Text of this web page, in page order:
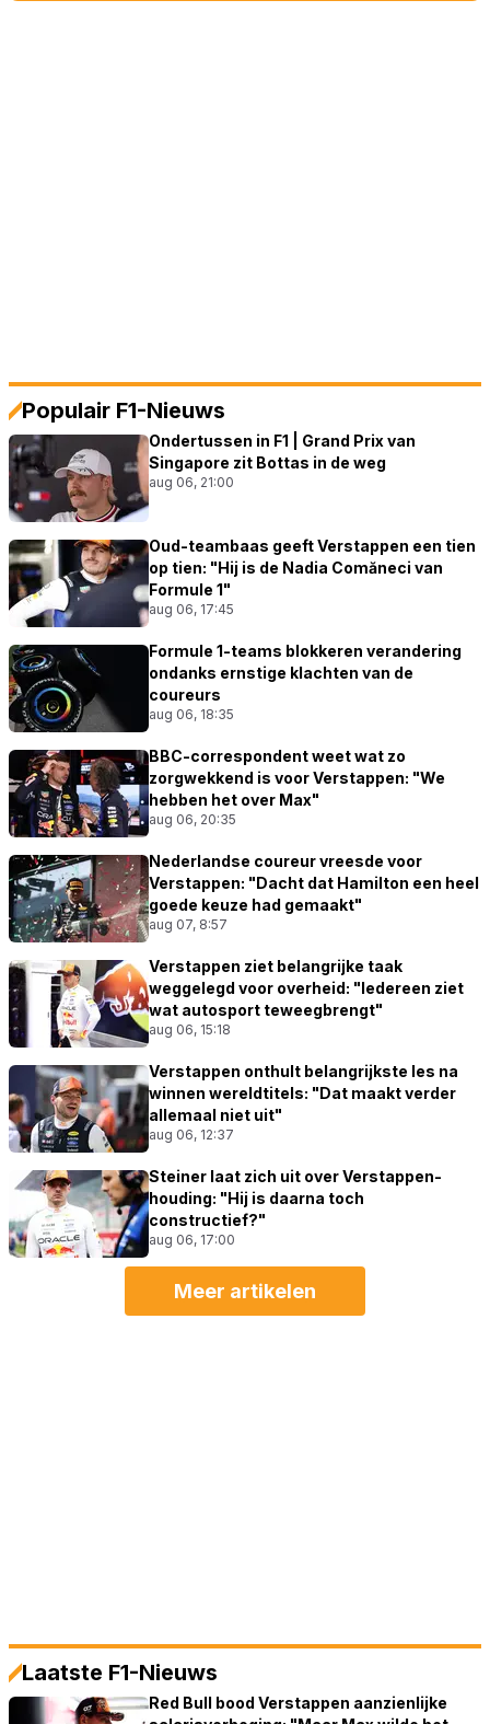
Populair F1-Nieuws
Ondertussen in F1 | Grand Prix van
Singapore zit Bottas in de weg
aug 06, 21:00
Oud-teambaas geeft Verstappen een tien
op tien: "Hij is de Nadia Comăneci van
Formule 1"
aug 06, 17:45
Formule 1-teams blokkeren verandering
ondanks ernstige klachten van de
coureurs
aug 06, 18:35
BBC-correspondent weet wat zo
zorgwekkend is voor Verstappen: "We
hebben het over Max"
aug 06, 20:35
Nederlandse coureur vreesde voor
Verstappen: "Dacht dat Hamilton een heel
goede keuze had gemaakt"
aug 07, 8:57
Verstappen ziet belangrijke taak
weggelegd voor overheid: "Iedereen ziet
wat autosport teweegbrengt"
aug 06, 15:18
Verstappen onthult belangrijkste les na
winnen wereldtitels: "Dat maakt verder
allemaal niet uit"
aug 06, 12:37
Steiner laat zich uit over Verstappen-
houding: "Hij is daarna toch
constructief?"
aug 06, 17:00
Meer artikelen
Laatste F1-Nieuws
Red Bull bood Verstappen aanzienlijke